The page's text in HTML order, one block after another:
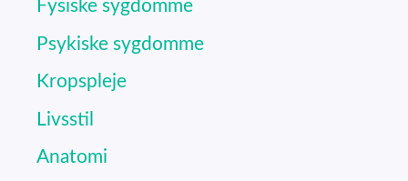
Fysiske sygdomme
Psykiske sygdomme
Kropspleje
Livsstil
Anatomi